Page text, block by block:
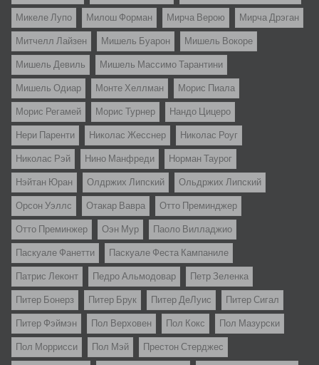
Микеле Лупо Милош Форман Мирча Верою Мирча Дрэган
Митчелл Лайзен Мишель Буарон Мишель Вокоре
Мишель Девиль Мишель Массимо Тарантини
Мишель Одиар Монте Хеллман Морис Пиала
Морис Регамей Морис Турнер Нандо Цицеро
Нери Паренти Николас Жесснер Николас Роуг
Николас Рэй Нино Манфреди Норман Таурог
Нэйтан Юран Олдржих Липский Ольдржих Липский
Орсон Уэллс Отакар Вавра Отто Преминджер
Отто Преминжер Оэн Мур Паоло Вилладжио
Паскуале Фанетти Паскуале Феста Кампаниле
Патрис Леконт Педро Альмодовар Петр Зеленка
Питер Бонерз Питер Брук Питер ДеЛуис Питер Сигал
Питер Фэймэн Пол Верховен Пол Кокс Пол Мазурски
Пол Моррисси Пол Мэй Престон Стерджес